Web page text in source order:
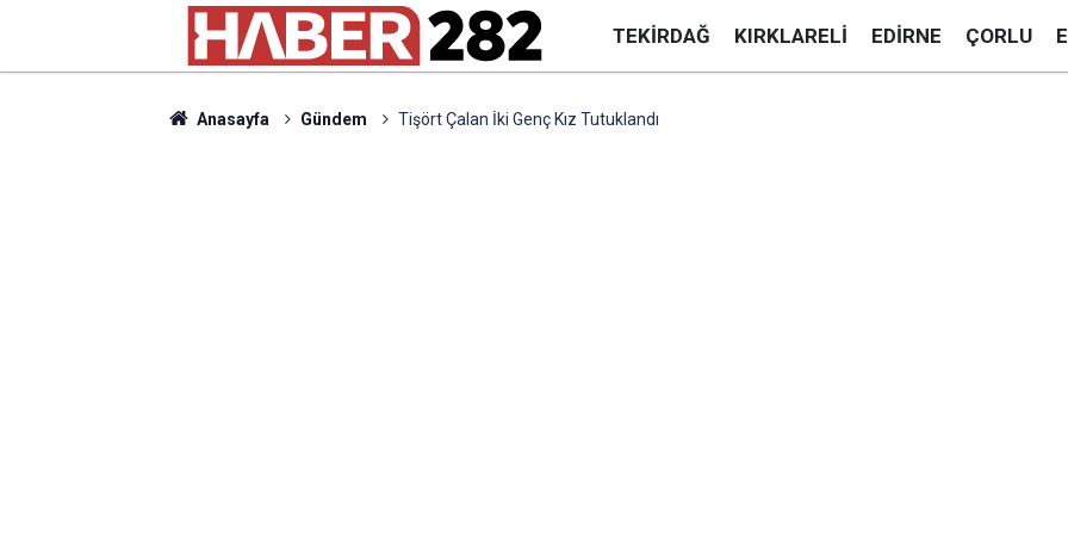
TEKIRDAĞ KIRKLARELI EDIRNE ÇORLU
Anasayfa Gündem Tişört Çalan İki Genç Kız Tutuklandı